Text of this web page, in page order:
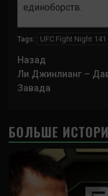
единоборств.
Tags: UFC Fight Night 141
Навигация
записи
Назад
Ли Джинлианг –
Завада
БОЛЬШЕ